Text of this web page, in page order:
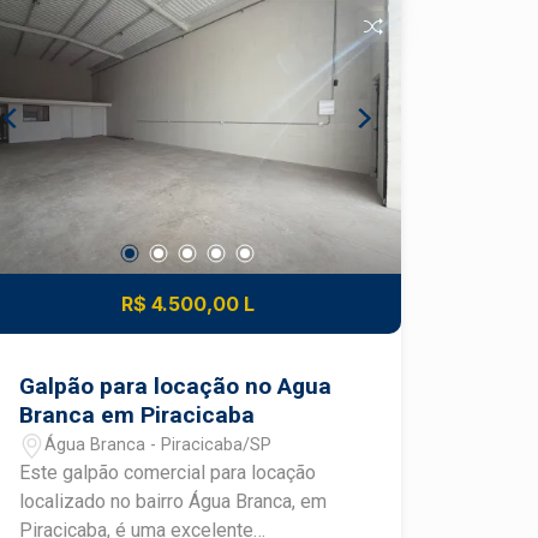
R$ 4.500,00 L
Galpão para locação no Agua
Branca em Piracicaba
Água Branca - Piracicaba/SP
Este galpão comercial para locação
localizado no bairro Água Branca, em
Piracicaba, é uma excelente